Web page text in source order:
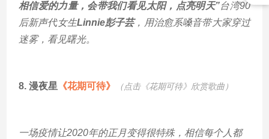
相信爱的力量，会带我们看见太阳，点亮明天”台湾90
后新声代女生Linnie彭子芸，用治愈系嗓音带大家穿过
迷雾，看见曙光。
8. 漫夜星 《花期可待》 （点击《花期可待》欣赏歌曲）
一场疫情让2020年的正月变得很特殊，相信每个人都